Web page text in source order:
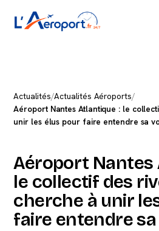
Actualités/Actualités Aéroports/
Aéroport Nantes Atlantique : le
unir les élus pour faire entendre sa
Aéroport Nantes
le collectif des
cherche à unir
faire entendre